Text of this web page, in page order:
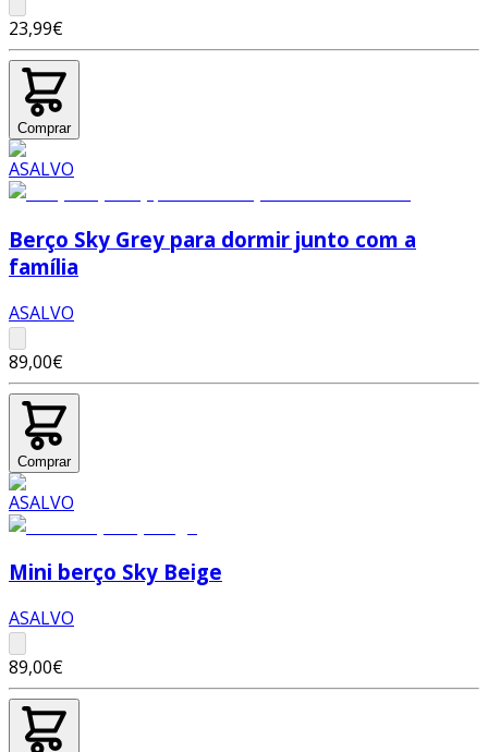
23,99€
Comprar
Berço Sky Grey para dormir junto com a
família
ASALVO
89,00€
Comprar
Mini berço Sky Beige
ASALVO
89,00€